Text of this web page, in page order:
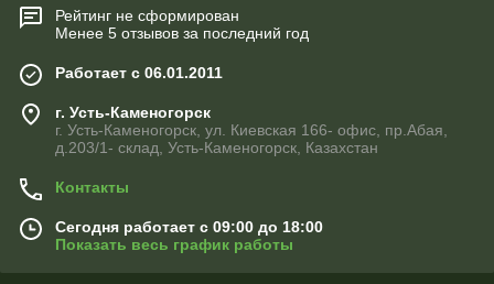
Рейтинг не сформирован
Менее 5 отзывов за последний год
Работает с 06.01.2011
г. Усть-Каменогорск
г. Усть-Каменогорск, ул. Киевская 166- офис, пр.Абая,
д.203/1- склад, Усть-Каменогорск, Казахстан
Контакты
Сегодня работает с 09:00 до 18:00
Показать весь график работы